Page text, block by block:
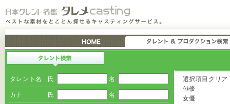
タレント名 氏 名
カナ 氏 名
選択項目クリア
俳優
女優